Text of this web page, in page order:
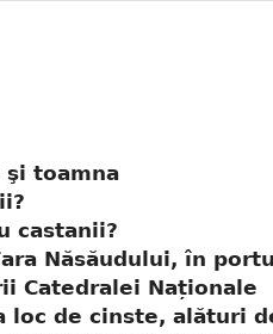
şi toamna
castanii?
Năsăudului, în
Catedralei Naționale
loc de cinste, alături